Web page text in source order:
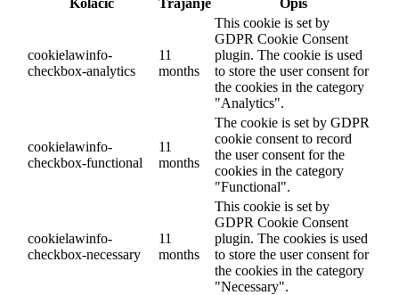
cookielawinfo-
checkbox-analytics
11
months
This cookie is set by
GDPR Cookie Consent
plugin. The cookie is used
to store the user consent for
the cookies in the category
"Analytics".
cookielawinfo-
checkbox-functional
11
months
The cookie is set by GDPR
cookie consent to record
the user consent for the
cookies in the category
"Functional".
cookielawinfo-
checkbox-necessary
11
months
This cookie is set by
GDPR Cookie Consent
plugin. The cookies is used
to store the user consent for
the cookies in the category
"Necessary".